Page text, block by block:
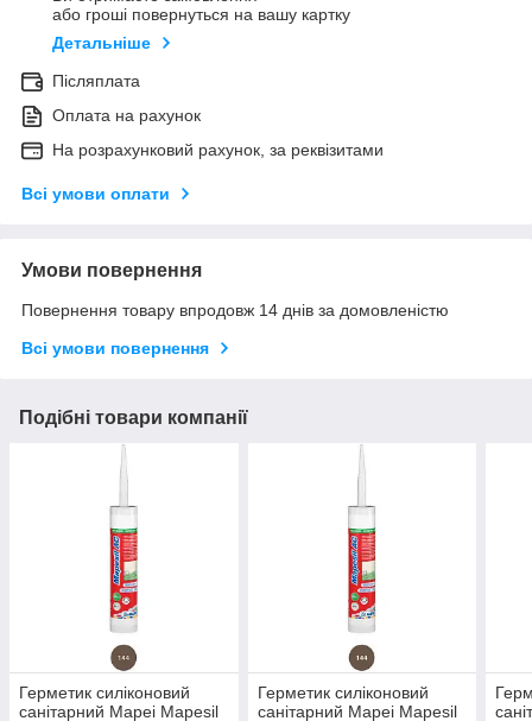
або гроші повернуться на вашу картку
Детальніше
Післяплата
Оплата на рахунок
На розрахунковий рахунок, за реквізитами
Всі умови оплати
Умови повернення
Повернення товару впродовж 14 днів за домовленістю
Всі умови повернення
Подібні товари компанії
Герметик силіконовий
санітарний Mapei Mapesil
Герметик силіконовий
санітарний Mapei Mapesil